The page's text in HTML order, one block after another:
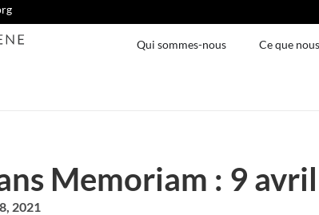
Qui sommes-nous Ce que
Memoriam : 9
2021